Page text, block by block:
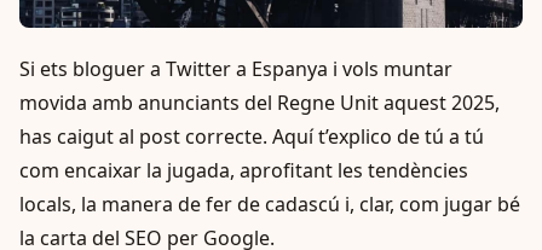
Si ets bloguer a Twitter a Espanya i vols muntar
movida amb anunciants del Regne Unit aquest 2025,
has caigut al post correcte. Aquí t’explico de tú a tú
com encaixar la jugada, aprofitant les tendències
locals, la manera de fer de cadascú i, clar, com jugar bé
la carta del SEO per Google.